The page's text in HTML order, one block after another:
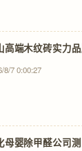
高端木纹砖实力
8/7 0:00:27
母婴除甲醛公司测